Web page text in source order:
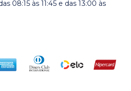
08:15 às 11:45 e das 13:00 às